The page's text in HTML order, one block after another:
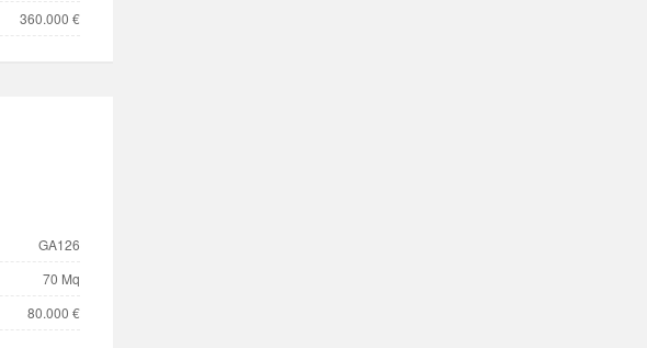
360.000 €
GA126
70 Mq
80.000 €